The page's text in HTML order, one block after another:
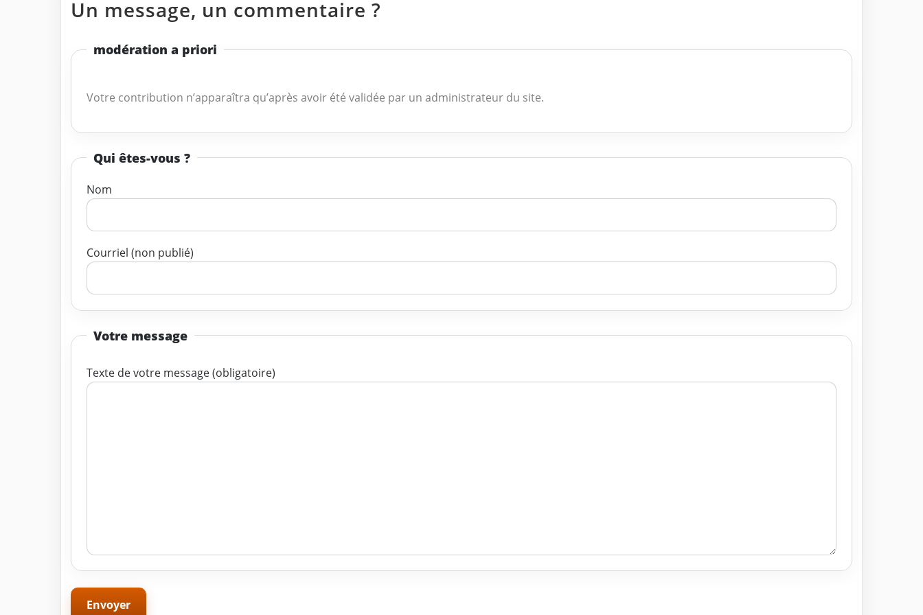
Un message, un commentaire ?
modération a priori
Votre contribution n’apparaîtra qu’après avoir été validée par un administrateur du site.
Qui êtes-vous ?
Nom
Courriel (non publié)
Votre message
Texte de votre message (obligatoire)